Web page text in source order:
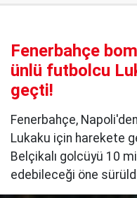
Fenerbahçe
ünlü futbolcu
geçti!
Fenerbahçe,
Lukaku için harekete
Belçikalı golcüyü 10
edebileceği öne